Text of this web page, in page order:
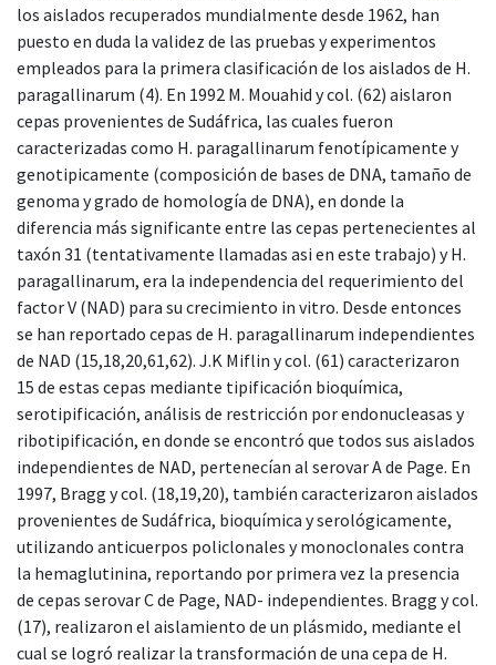
los aislados recuperados mundialmente desde 1962, han
puesto en duda la validez de las pruebas y experimentos
empleados para la primera clasificación de los aislados de H.
paragallinarum (4). En 1992 M. Mouahid y col. (62) aislaron
cepas provenientes de Sudáfrica, las cuales fueron
caracterizadas como H. paragallinarum fenotípicamente y
genotipicamente (composición de bases de DNA, tamaño de
genoma y grado de homología de DNA), en donde la
diferencia más significante entre las cepas pertenecientes al
taxón 31 (tentativamente llamadas asi en este trabajo) y H.
paragallinarum, era la independencia del requerimiento del
factor V (NAD) para su crecimiento in vitro. Desde entonces
se han reportado cepas de H. paragallinarum independientes
de NAD (15,18,20,61,62). J.K Miflin y col. (61) caracterizaron
15 de estas cepas mediante tipificación bioquímica,
serotipificación, análisis de restricción por endonucleasas y
ribotipificación, en donde se encontró que todos sus aislados
independientes de NAD, pertenecían al serovar A de Page. En
1997, Bragg y col. (18,19,20), también caracterizaron aislados
provenientes de Sudáfrica, bioquímica y serológicamente,
utilizando anticuerpos policlonales y monoclonales contra
la hemaglutinina, reportando por primera vez la presencia
de cepas serovar C de Page, NAD- independientes. Bragg y col.
(17), realizaron el aislamiento de un plásmido, mediante el
cual se logró realizar la transformación de una cepa de H.